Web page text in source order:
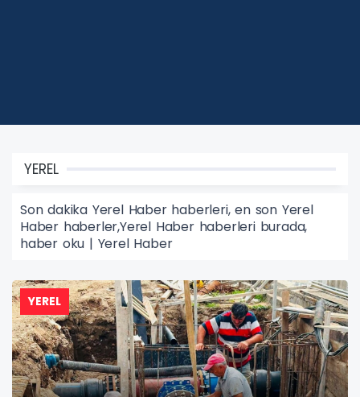
YEREL
Son dakika Yerel Haber haberleri, en son Yerel
Haber haberler,Yerel Haber haberleri burada,
haber oku | Yerel Haber
YEREL